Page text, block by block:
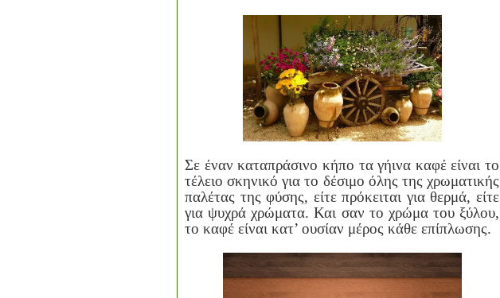
Σε έναν καταπράσινο κήπο τα γήινα καφέ είναι το
τέλειο σκηνικό για το δέσιμο όλης της χρωματικής
παλέτας της φύσης, είτε πρόκειται για θερμά, είτε
για ψυχρά χρώματα. Και σαν το χρώμα του ξύλου,
το καφέ είναι κατ’ ουσίαν μέρος κάθε επίπλωσης.